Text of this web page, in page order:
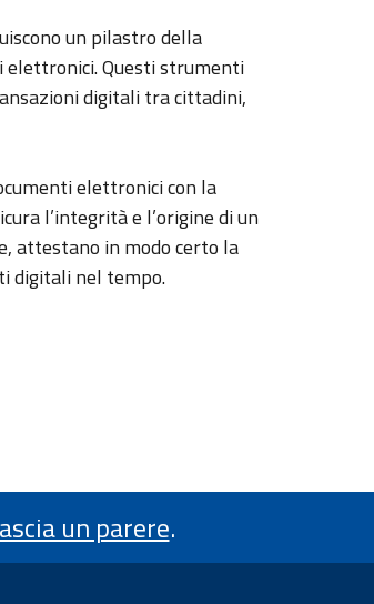
un pilastro della
elettronici. Questi strumenti
digitali tra cittadini,
elettronici con la
l’integrità e l’origine di un
attestano in modo certo la
digitali nel tempo.
un parere.